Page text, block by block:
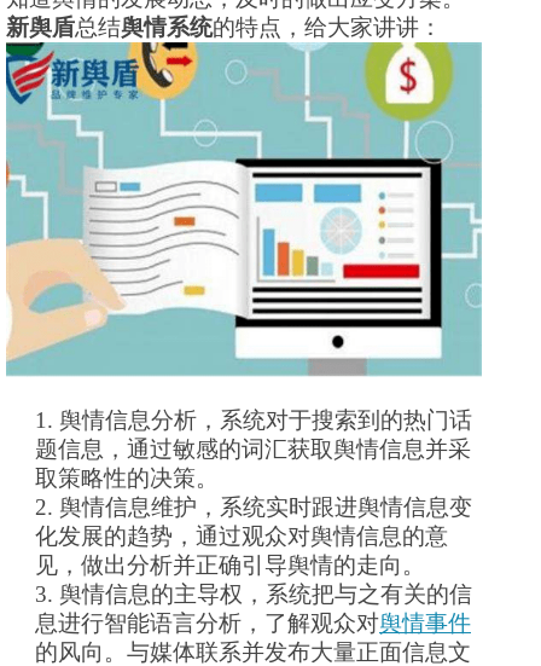
新舆盾总结舆情系统的特点，给大家讲讲：
1. 舆情信息分析，系统对于搜索到的热门话
题信息，通过敏感的词汇获取舆情信息并采
取策略性的决策。
2. 舆情信息维护，系统实时跟进舆情信息变
化发展的趋势，通过观众对舆情信息的意
见，做出分析并正确引导舆情的走向。
3. 舆情信息的主导权，系统把与之有关的信
息进行智能语言分析，了解观众对舆情事件
的风向。与媒体联系并发布大量正面信息文